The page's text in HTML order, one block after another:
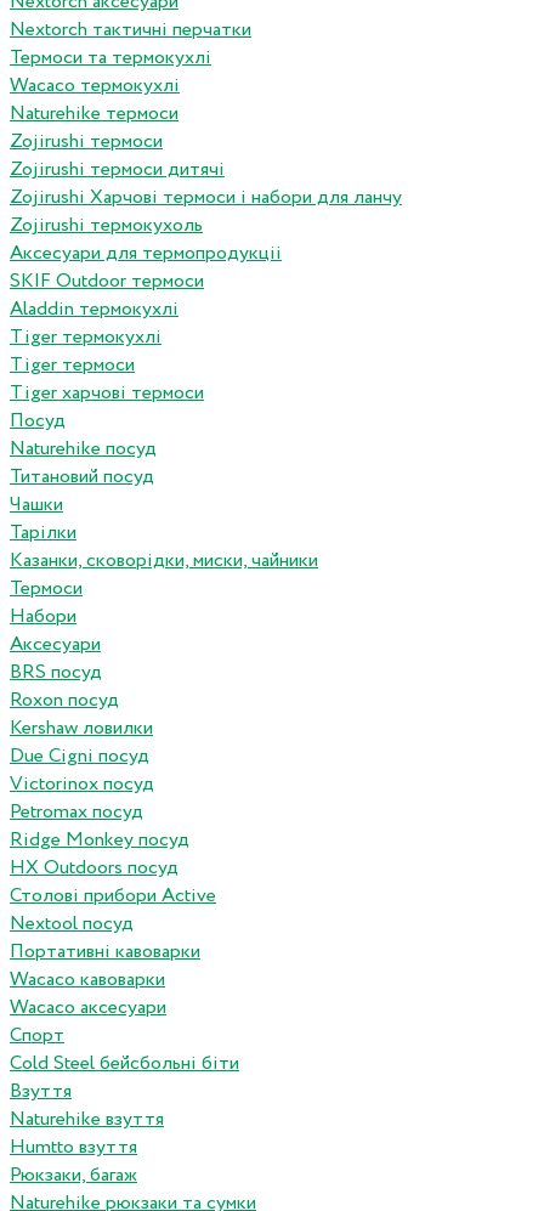
Nextorch тактичні перчатки
Термоси та термокухлі
Wacaco термокухлі
Naturehike термоси
Zojirushi термоси
Zojirushi термоси дитячі
Zojirushi Харчові термоси і набори для ланчу
Zojirushi термокухоль
Аксесуари для термопродукціі
SKIF Outdoor термоси
Aladdin термокухлі
Tiger термокухлі
Tiger термоси
Tiger харчові термоси
Посуд
Naturehike посуд
Титановий посуд
Чашки
Тарілки
Казанки, сковорідки, миски, чайники
Термоси
Набори
Аксесуари
BRS посуд
Roxon посуд
Kershaw ловилки
Due Cigni посуд
Victorinox посуд
Petromax посуд
Ridge Monkey посуд
HX Outdoors посуд
Столові прибори Active
Nextool посуд
Портативні кавоварки
Wacaco кавоварки
Wacaco аксесуари
Спорт
Cold Steel бейсбольні біти
Взуття
Naturehike взуття
Humtto взуття
Рюкзаки, багаж
Naturehike рюкзаки та сумки